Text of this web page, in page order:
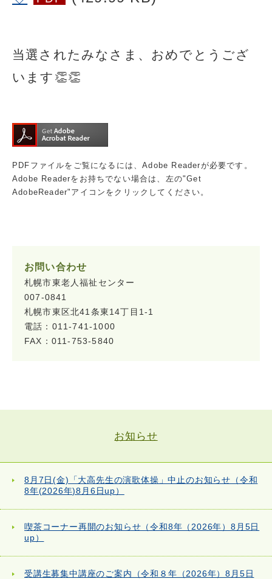
当選されたみなさま、おめでとうござ
います👏👏
PDFファイルをご覧になるには、Adobe Readerが必要です。
Adobe Readerをお持ちでない場合は、左の"Get
AdobeReader"アイコンをクリックしてください。
お問い合わせ
札幌市東老人福祉センター
007-0841
札幌市東区北41条東14丁目1-1
電話：011-741-1000
FAX：011-753-5840
お知らせ
8月7日(金)「大高先生の演歌体操」中止のお知らせ（令和
8年(2026年)8月6日up）
喫茶コーナー再開のお知らせ（令和8年（2026年）8月5日
up）
受講生募集中講座のご案内（令和８年（2026年）8月5日